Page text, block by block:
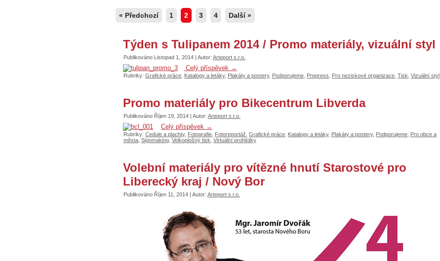
« Předchozí 1 2 3 4 Další »
Týden s Tulipanem 2014 / Promo materiály, vizuální styl
Publikováno Listopad 1, 2014 | Autor: Arteport s.r.o.
Celý příspěvek →
Rubriky: Grafické práce Katalogy a letáky, Plakáty a postery, Podporujeme Prepress Pro neziskové organizace Tisk Vizuální styl
Promo materiály pro Bikecentrum Libverda
Publikováno Říjen 19, 2014 | Autor: Arteport s.r.o.
Celý příspěvek →
Rubriky: Cedule a plachty, Fotografie Fotoreportáž Grafické práce Katalogy a letáky, Plakáty a postery, Podporujeme Pro obce a
města Signmaking Velkoplošný tisk Virtuální prohlídky
Volební materiály pro vítězné hnutí Starostové pro
Liberecký kraj / Nový Bor
Publikováno Říjen 11, 2014 | Autor: Arteport s.r.o.